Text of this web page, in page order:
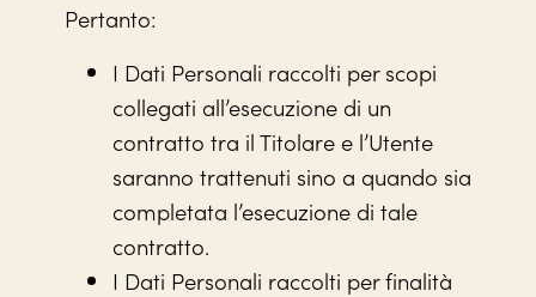
Pertanto:
I Dati Personali raccolti per scopi
collegati all’esecuzione di un
contratto tra il Titolare e l’Utente
saranno trattenuti sino a quando sia
completata l’esecuzione di tale
contratto.
I Dati Personali raccolti per finalità